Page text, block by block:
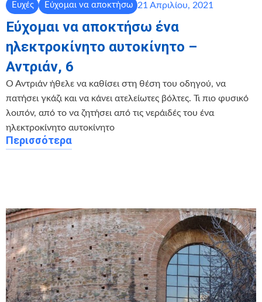
Ευχές Εύχομαι να αποκτήσω 21 Απριλίου, 2021
Εύχομαι να αποκτήσω ένα
ηλεκτροκίνητο αυτοκίνητο –
Αντριάν, 6
Ο Αντριάν ήθελε να καθίσει στη θέση του οδηγού, να
πατήσει γκάζι και να κάνει ατελείωτες βόλτες. Τι πιο φυσικό
λοιπόν, από το να ζητήσει από τις νεράιδές του ένα
ηλεκτροκίνητο αυτοκίνητο
Περισσότερα